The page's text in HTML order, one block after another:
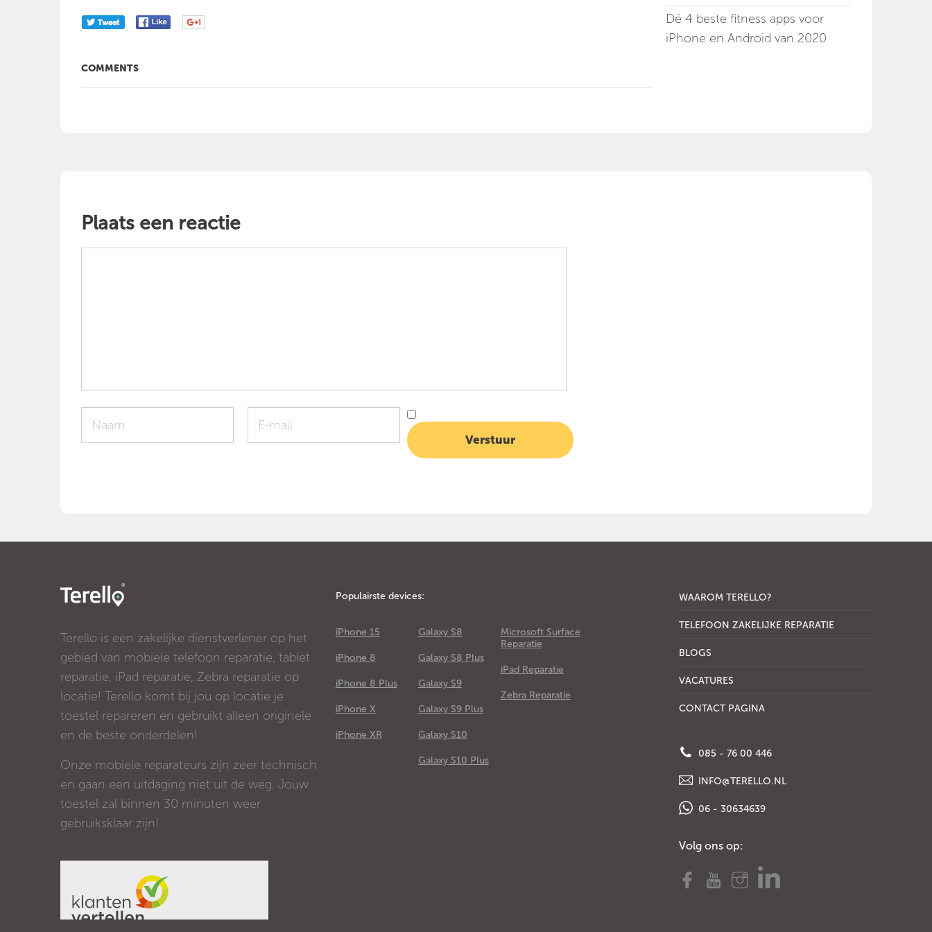
COMMENTS
Dé 4 beste fitness apps voor
iPhone en Android van 2020
Plaats een reactie
Terello is een zakelijke dienstverlener op het
gebied van mobiele telefoon reparatie, tablet
reparatie, iPad reparatie, Zebra reparatie op
locatie! Terello komt bij jou op locatie je
toestel repareren en gebruikt alleen originele
en de beste onderdelen!
Onze mobiele reparateurs zijn zeer technisch
en gaan een uitdaging niet uit de weg. Jouw
toestel zal binnen 30 minuten weer
gebruiksklaar zijn!
Populairste devices:
iPhone 15
iPhone 8
iPhone 8 Plus
iPhone X
iPhone XR
Galaxy S8
Galaxy S8 Plus
Galaxy S9
Galaxy S9 Plus
Galaxy S10
Galaxy S10 Plus
Microsoft Surface
Reparatie
iPad Reparatie
Zebra Reparatie
WAAROM TERELLO?
TELEFOON ZAKELIJKE REPARATIE
BLOGS
VACATURES
CONTACT PAGINA
085 - 76 00 446
INFO@TERELLO.NL
06 - 30634639
Volg ons op: